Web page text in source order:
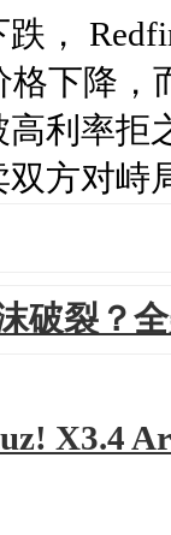
，
格下降
利率拒
方对峙
破裂？
X3.4